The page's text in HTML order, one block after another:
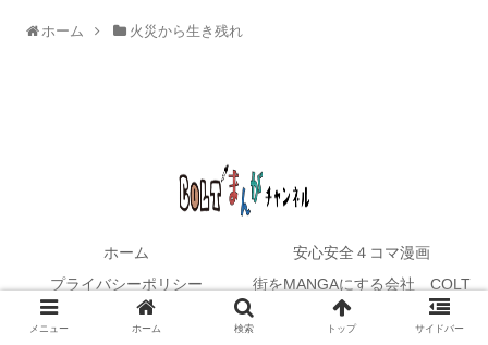
ホーム 火災から生き残れ
ホーム
安心安全４コマ漫画
プライバシーポリシー
街をMANGAにする会社 COLT
© 2021 COLTマンガチャンネル.
メニュー ホーム 検索 トップ サイドバー